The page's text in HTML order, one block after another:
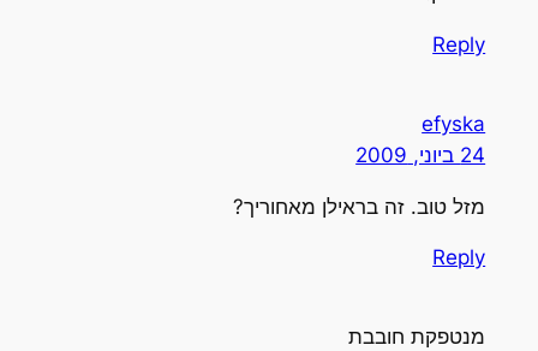
Reply
efyska
24 ביוני, 2009
מזל טוב. זה בראילן מאחוריך?
Reply
מנטפקת חובבת